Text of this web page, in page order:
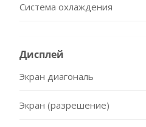
Система охлаждения
Дисплей
Экран диагональ
Экран (разрешение)